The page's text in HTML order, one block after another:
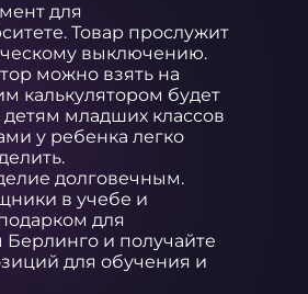
для
Товар прослужит
выключению.
можно взять на
калькулятором будет
младших классов
у ребенка легко
долговечным.
в учебе и
для
и получайте
для обучения и